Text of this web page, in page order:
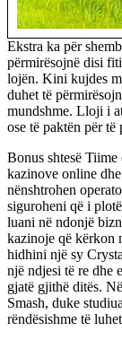
Ekstra ka për
përmirësojnë disi
lojën. Kini kujdes
duhet të
mundshme. Lloji i
ose të paktën për
Bonus shtesë
kazinove online
nënshtrohen
siguroheni që i
luani në ndonjë
kazinoje që kërkon
hidhini një sy
një ndjesi të re dhe
gjatë gjithë ditës.
Smash, duke
rëndësishme të